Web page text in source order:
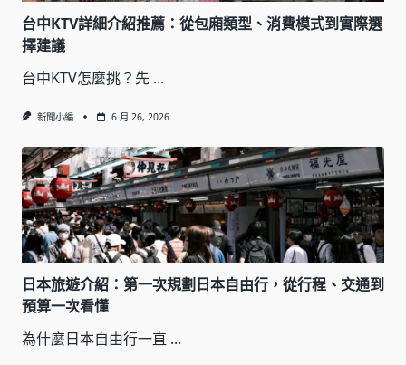
台中KTV詳細介紹推薦：從包廂類型、消費模式到實際選
擇建議
台中KTV怎麼挑？先 ...
新聞小編 6 月 26, 2026
日本旅遊介紹：第一次規劃日本自由行，從行程、交通到
預算一次看懂
為什麼日本自由行一直 ...